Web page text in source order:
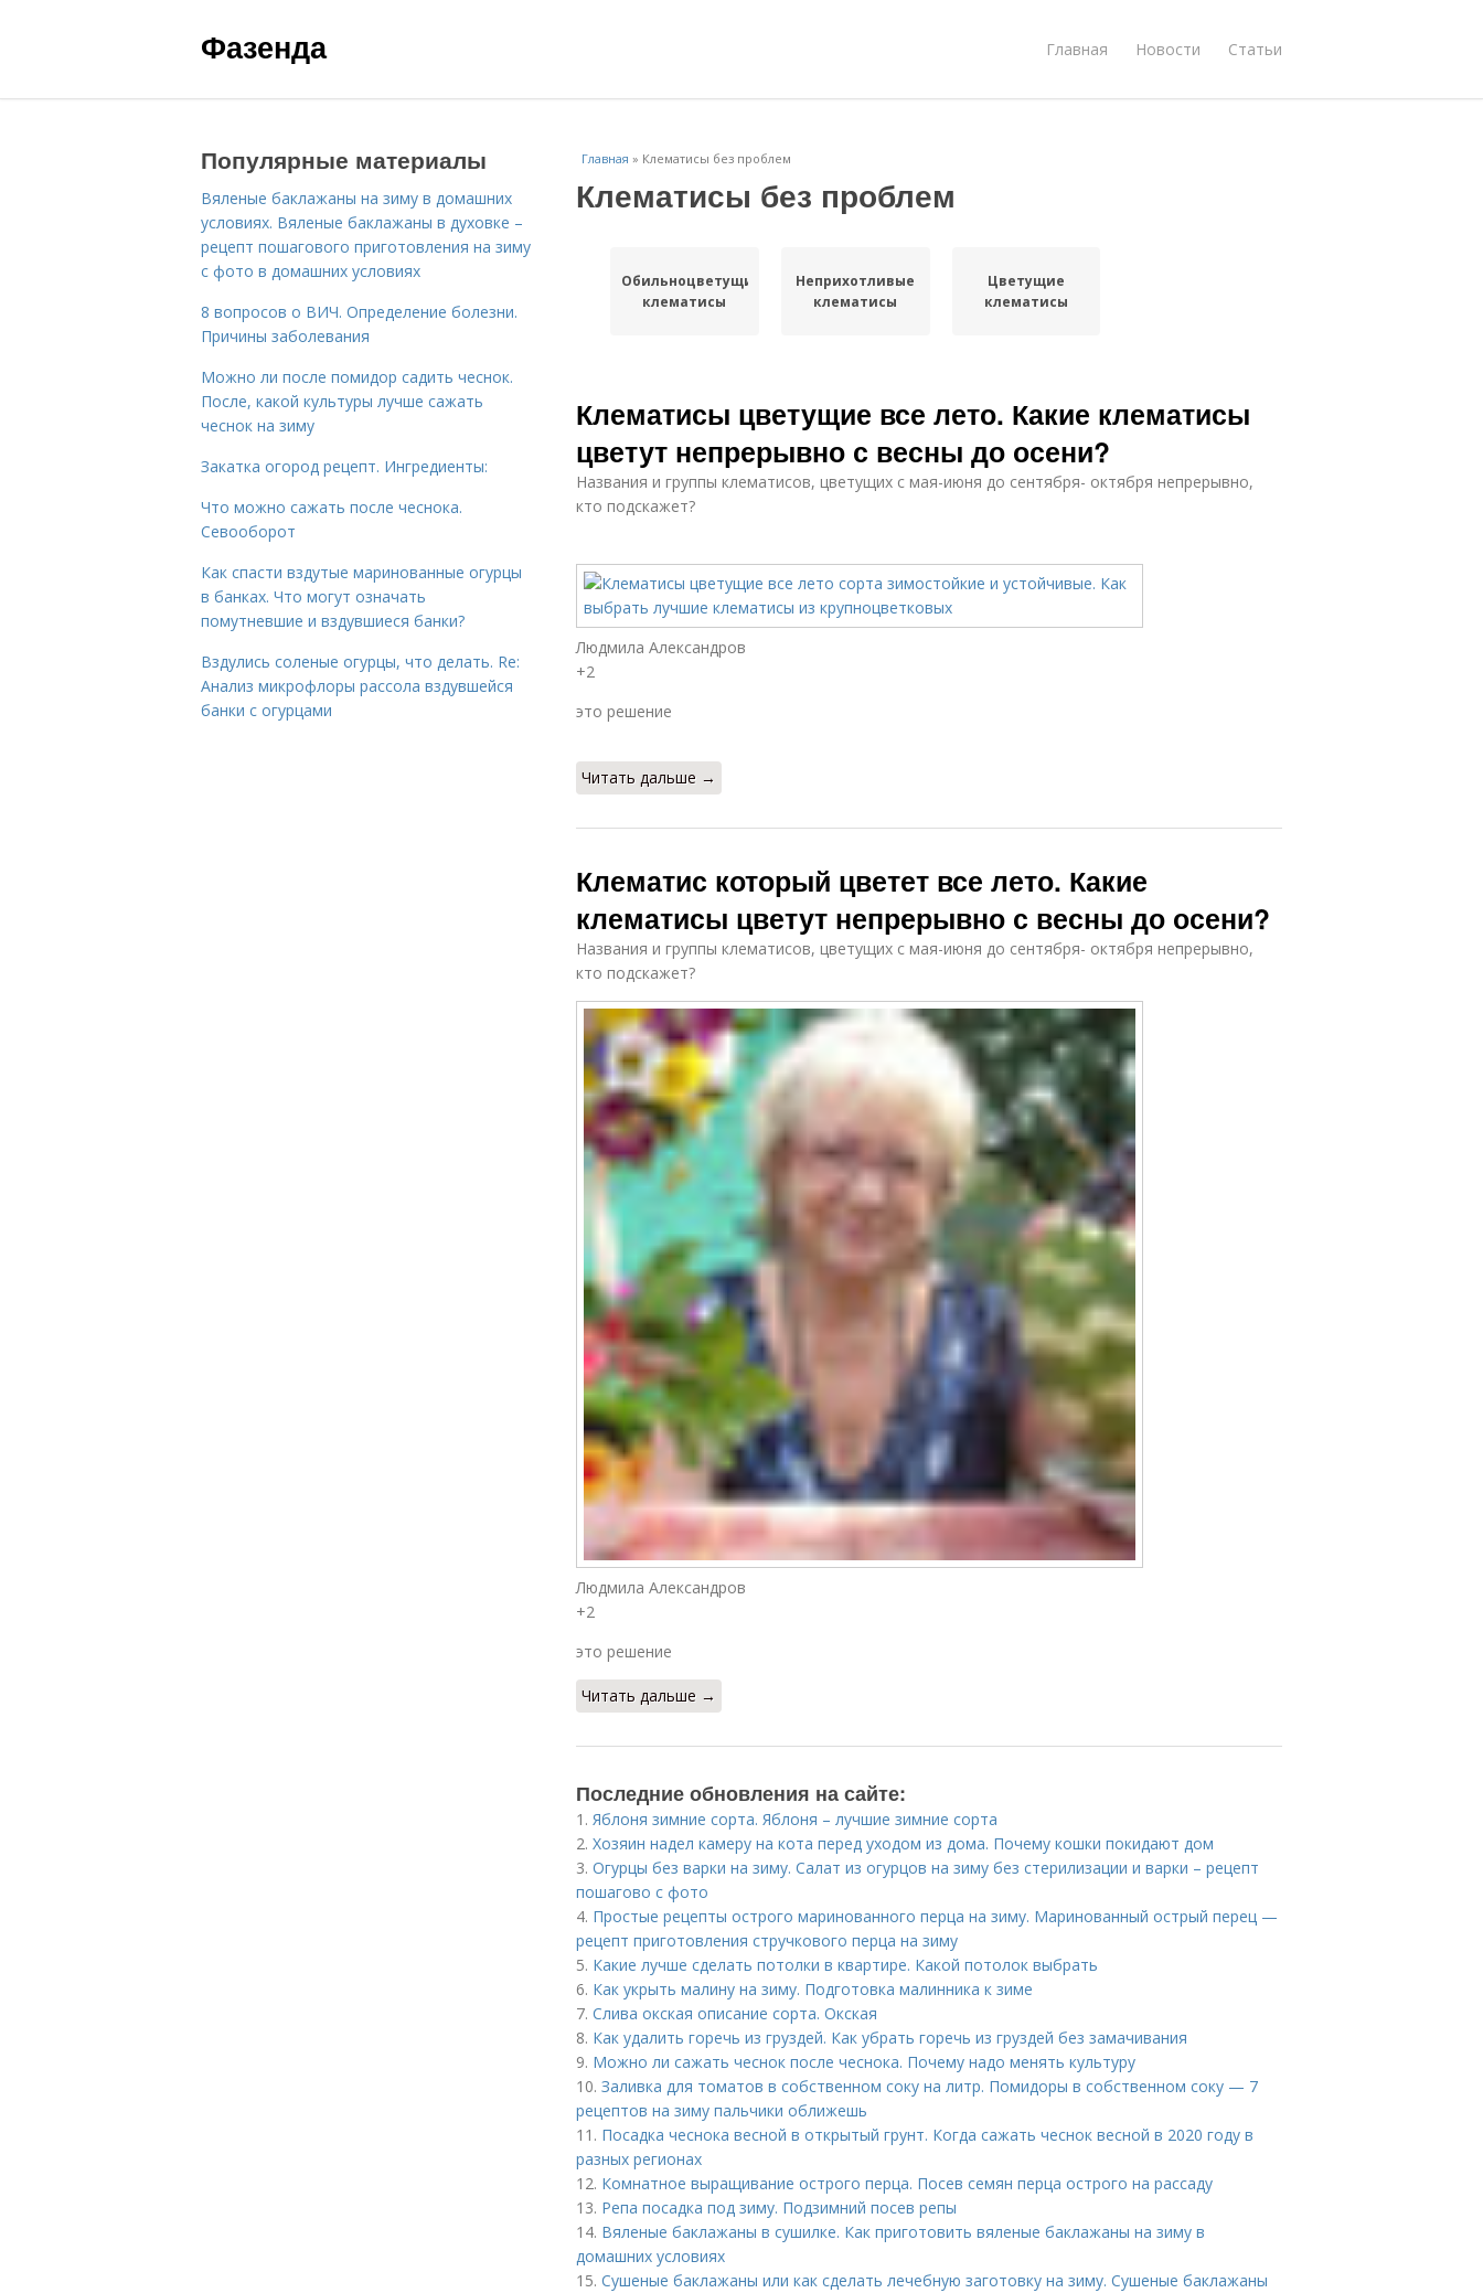
Фазенда Главная Новости Статьи
Главная » Клематисы без проблем
Клематисы без проблем
Обильноцветущие
клематисы
Неприхотливые
клематисы
Цветущие
клематисы
Клематисы цветущие все лето. Какие клематисы
цветут непрерывно с весны до осени?
Названия и группы клематисов, цветущих с мая-июня до сентября- октября непрерывно,
кто подскажет?
Людмила Александров
+2
это решение
Читать дальше →
Клематис который цветет все лето. Какие
клематисы цветут непрерывно с весны до осени?
Названия и группы клематисов, цветущих с мая-июня до сентября- октября непрерывно,
кто подскажет?
Людмила Александров
+2
это решение
Читать дальше →
Последние обновления на сайте:
1. Яблоня зимние сорта. Яблоня – лучшие зимние сорта
2. Хозяин надел камеру на кота перед уходом из дома. Почему кошки покидают дом
3. Огурцы без варки на зиму. Салат из огурцов на зиму без стерилизации и варки – рецепт
пошагово с фото
4. Простые рецепты острого маринованного перца на зиму. Маринованный острый перец —
рецепт приготовления стручкового перца на зиму
5. Какие лучше сделать потолки в квартире. Какой потолок выбрать
6. Как укрыть малину на зиму. Подготовка малинника к зиме
7. Слива окская описание сорта. Окская
8. Как удалить горечь из груздей. Как убрать горечь из груздей без замачивания
9. Можно ли сажать чеснок после чеснока. Почему надо менять культуру
10. Заливка для томатов в собственном соку на литр. Помидоры в собственном соку — 7
рецептов на зиму пальчики оближешь
11. Посадка чеснока весной в открытый грунт. Когда сажать чеснок весной в 2020 году в
разных регионах
12. Комнатное выращивание острого перца. Посев семян перца острого на рассаду
13. Репа посадка под зиму. Подзимний посев репы
14. Вяленые баклажаны в сушилке. Как приготовить вяленые баклажаны на зиму в
домашних условиях
15. Сушеные баклажаны или как сделать лечебную заготовку на зиму. Сушеные баклажаны
Популярные материалы
Вяленые баклажаны на зиму в домашних
условиях. Вяленые баклажаны в духовке –
рецепт пошагового приготовления на зиму
с фото в домашних условиях
8 вопросов о ВИЧ. Определение болезни.
Причины заболевания
Можно ли после помидор садить чеснок.
После, какой культуры лучше сажать
чеснок на зиму
Закатка огород рецепт. Ингредиенты:
Что можно сажать после чеснока.
Севооборот
Как спасти вздутые маринованные огурцы
в банках. Что могут означать
помутневшие и вздувшиеся банки?
Вздулись соленые огурцы, что делать. Re:
Анализ микрофлоры рассола вздувшейся
банки с огурцами